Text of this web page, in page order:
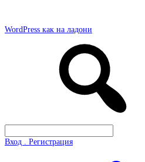
WordPress как на ладони
Вход . Регистрация